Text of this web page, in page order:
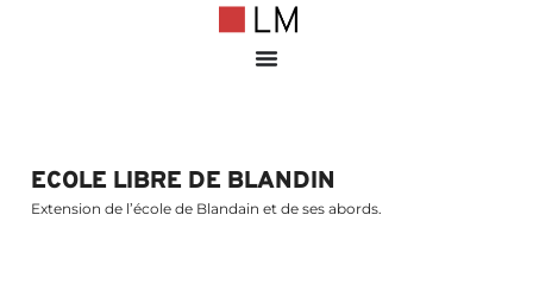
ECOLE LIBRE DE BLANDIN
Extension de l’école de Blandain et de ses abords.